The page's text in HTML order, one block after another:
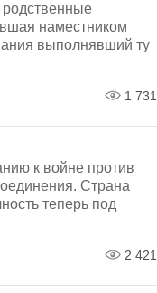
наместником
выполнявший ту
1 731
к войне против
Страна
теперь под
2 421